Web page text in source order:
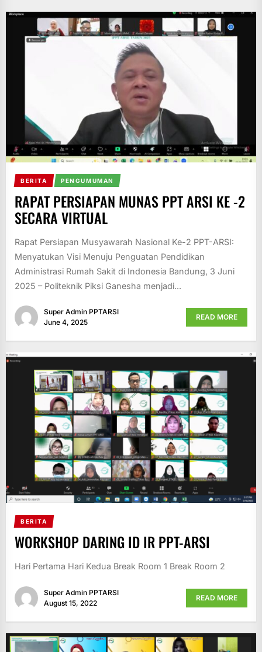
BERITA PENGUMUMAN
RAPAT PERSIAPAN MUNAS PPT ARSI KE -2
SECARA VIRTUAL
Rapat Persiapan Musyawarah Nasional Ke-2 PPT-ARSI:
Menyatukan Visi Menuju Penguatan Pendidikan
Administrasi Rumah Sakit di Indonesia Bandung, 3 Juni
2025 – Politeknik Piksi Ganesha menjadi...
Super Admin PPTARSI
June 4, 2025
READ MORE
BERITA
WORKSHOP DARING ID IR PPT-ARSI
Hari Pertama Hari Kedua Break Room 1 Break Room 2
Super Admin PPTARSI
August 15, 2022
READ MORE